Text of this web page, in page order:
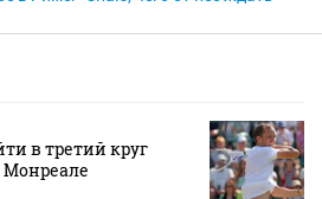
в третий круг
Монреале